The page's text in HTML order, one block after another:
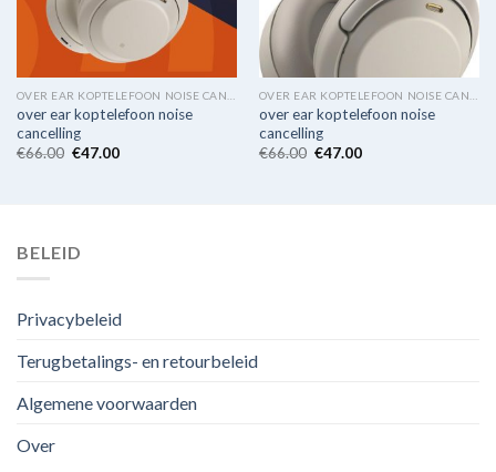
over ear koptelefoon noise
cancelling
€66.00 €47.00
over ear koptelefoon noise
cancelling
€66.00 €47.00
BELEID
Privacybeleid
Terugbetalings- en retourbeleid
Algemene voorwaarden
Over